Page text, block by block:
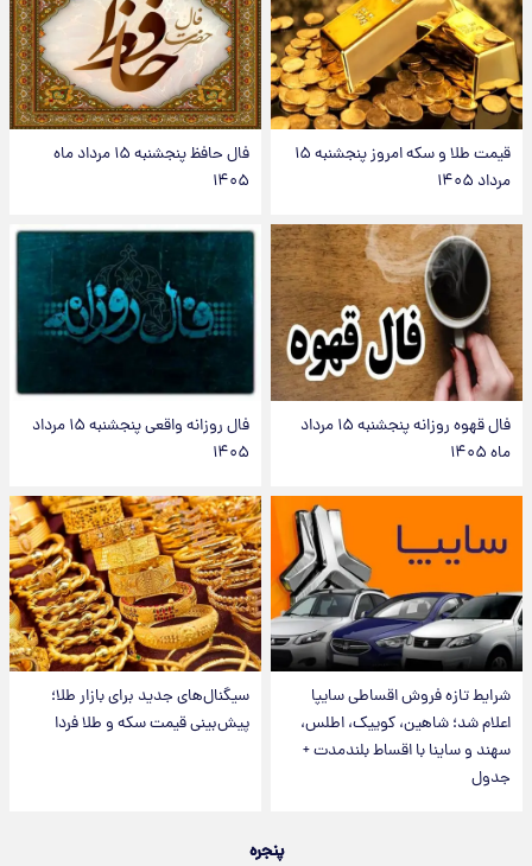
قیمت طلا و سکه امروز پنجشنبه ۱۵
مرداد ۱۴۰۵
فال حافظ پنجشنبه ۱۵ مرداد ماه
۱۴۰۵
فال قهوه روزانه پنجشنبه ۱۵ مرداد
ماه ۱۴۰۵
فال روزانه واقعی پنجشنبه ۱۵ مرداد
۱۴۰۵
شرایط تازه فروش اقساطی سایپا
اعلام شد؛ شاهین، کوییک، اطلس،
سهند و ساینا با اقساط بلندمدت +
جدول
سیگنال‌های جدید برای بازار طلا؛
پیش‌بینی قیمت سکه و طلا فردا
پنجره